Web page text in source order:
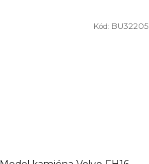
Kód: BU32205